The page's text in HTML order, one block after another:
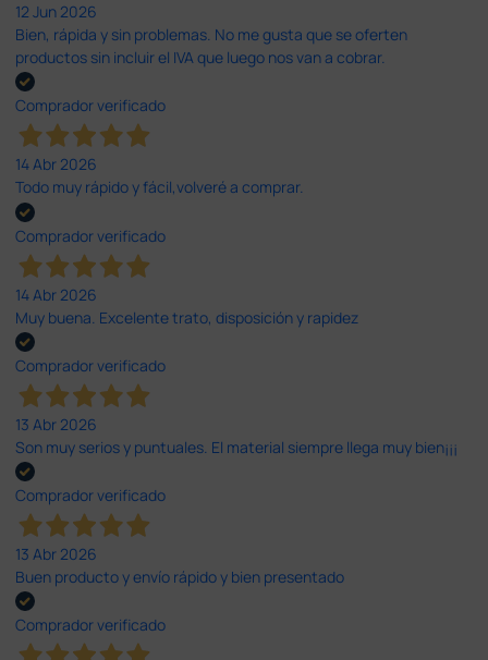
12 Jun 2026
Bien, rápida y sin problemas. No me gusta que se oferten
productos sin incluir el IVA que luego nos van a cobrar.
Comprador verificado
14 Abr 2026
Todo muy rápido y fácil,volveré a comprar.
Comprador verificado
14 Abr 2026
Muy buena. Excelente trato, disposición y rapidez
Comprador verificado
13 Abr 2026
Son muy serios y puntuales. El material siempre llega muy bien¡¡¡
Comprador verificado
13 Abr 2026
Buen producto y envío rápido y bien presentado
Comprador verificado